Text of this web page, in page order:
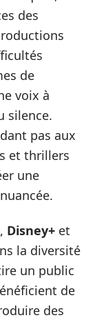
des
de
voix à
silence.
pas aux
et thrillers
une
, Disney+ et
la diversité
un public
de
des